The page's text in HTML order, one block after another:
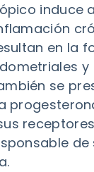
induce
en la
y
se
de